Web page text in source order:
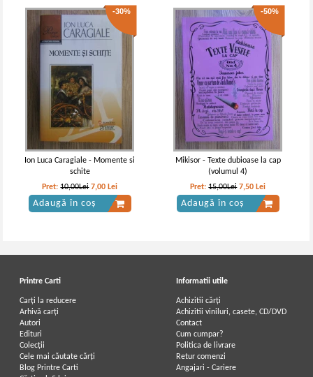
-30%
Ion Luca Caragiale - Momente si
schite
Pret:10,00Lei 7,00 Lei
Adaugă în coș
-50%
Mikisor - Texte dubioase la cap
(volumul 4)
Pret:15,00Lei 7,50 Lei
Adaugă în coș
Printre Carti
Carți la reducere
Arhivă carți
Autori
Edituri
Colecții
Cele mai căutate cărți
Blog Printre Carti
Informatii utile
Achizitii cărți
Achizitii viniluri, casete, CD/DVD
Contact
Cum cumpar?
Politica de livrare
Retur comenzi
Angajari - Cariere